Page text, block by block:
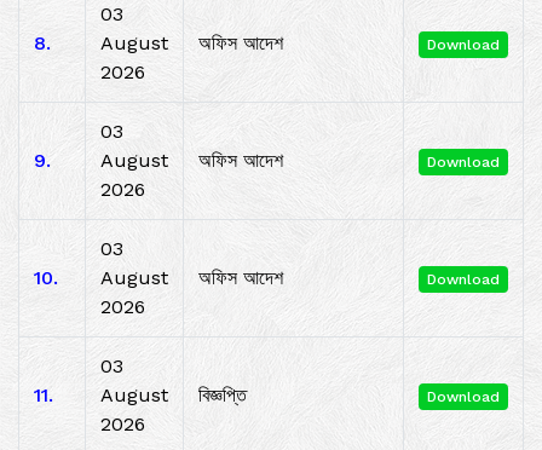
8.
03
August
2026
অফিস আদেশ Download
9.
03
August
2026
অফিস আদেশ Download
10.
03
August
2026
অফিস আদেশ Download
11.
03
August
2026
বিজ্ঞপ্তি Download